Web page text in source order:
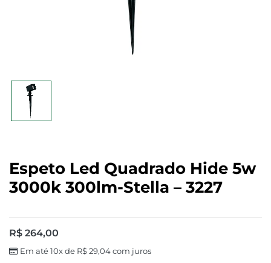
Espeto Led Quadrado Hide 5w
3000k 300lm-Stella – 3227
R$ 264,00
Em até 10x de R$29,04com juros